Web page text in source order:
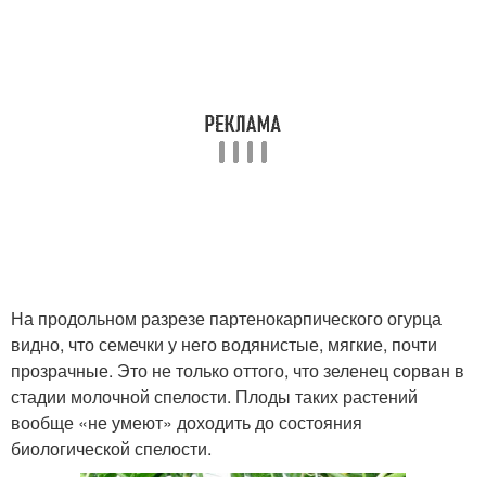
На продольном разрезе партенокарпического огурца
видно, что семечки у него водянистые, мягкие, почти
прозрачные. Это не только оттого, что зеленец сорван в
стадии молочной спелости. Плоды таких растений
вообще «не умеют» доходить до состояния
биологической спелости.